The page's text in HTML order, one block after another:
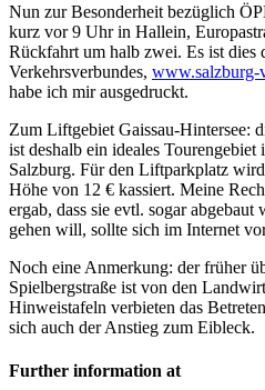
Nun zur Besonderheit bezüglich
kurz vor 9 Uhr in Hallein,
Rückfahrt um halb zwei. Es ist dies
Verkehrsverbundes, www.salzburg-
habe ich mir ausgedruckt.
Zum Liftgebiet Gaissau-Hintersee:
ist deshalb ein ideales
Salzburg. Für den Liftparkplatz
Höhe von 12 € kassiert. Meine
ergab, dass sie evtl. sogar
gehen will, sollte sich im Internet
Noch eine Anmerkung: der früher
Spielbergstraße ist von den
Hinweistafeln verbieten das
sich auch der Anstieg zum Eibleck.
Further information at